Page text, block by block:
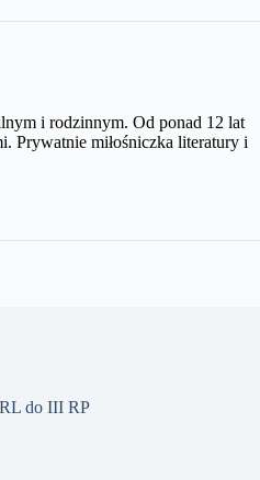
i rodzinnym. Od ponad 12 lat
Prywatnie miłośniczka literatury i
do III RP